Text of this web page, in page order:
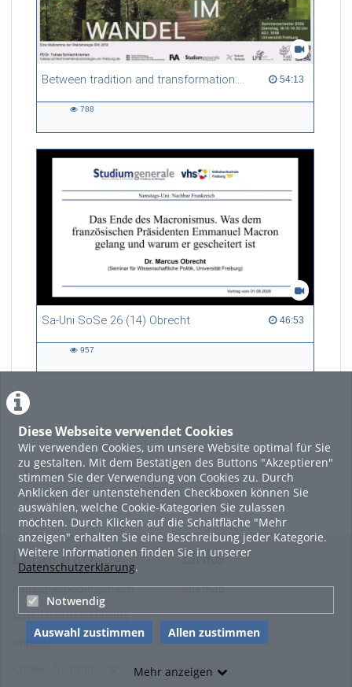
Diese Webseite verwendet Cookies
Wir verwenden Cookies, um unsere Website optimal für Sie
zu gestalten. Mit dem Bestätigen des Buttons "Akzeptieren"
stimmen Sie der Verwendung von Cookies zu. Durch
Anklicken der untenstehenden Checkboxen können Sie
auswählen, welche Cookie-Kategorien Sie zulassen
möchten. Durch Klicken auf die Schaltfläche "Mehr
anzeigen" erhalten Sie eine Beschreibung jeder Kategorie.
Weitere Informationen finden Sie in unserer
Datenschutzerklärung.
Notwendig
Auswahl zustimmen Allen zustimmen
Mehr anzeigen
Between tradition and transformation: how owners, advisers and institutions co-create knowledge for resilient forests in Europe 54:13
54:13 duration
788
Sa-Uni SoSe 26 (14) Obrecht 46:53
46:53 duration
957
LADE MEHR
Featured
Beliebtheit
Legal Info
Nutzungsbedingungen
Datenschutzerklärung
Imprint
Links
Sitemap